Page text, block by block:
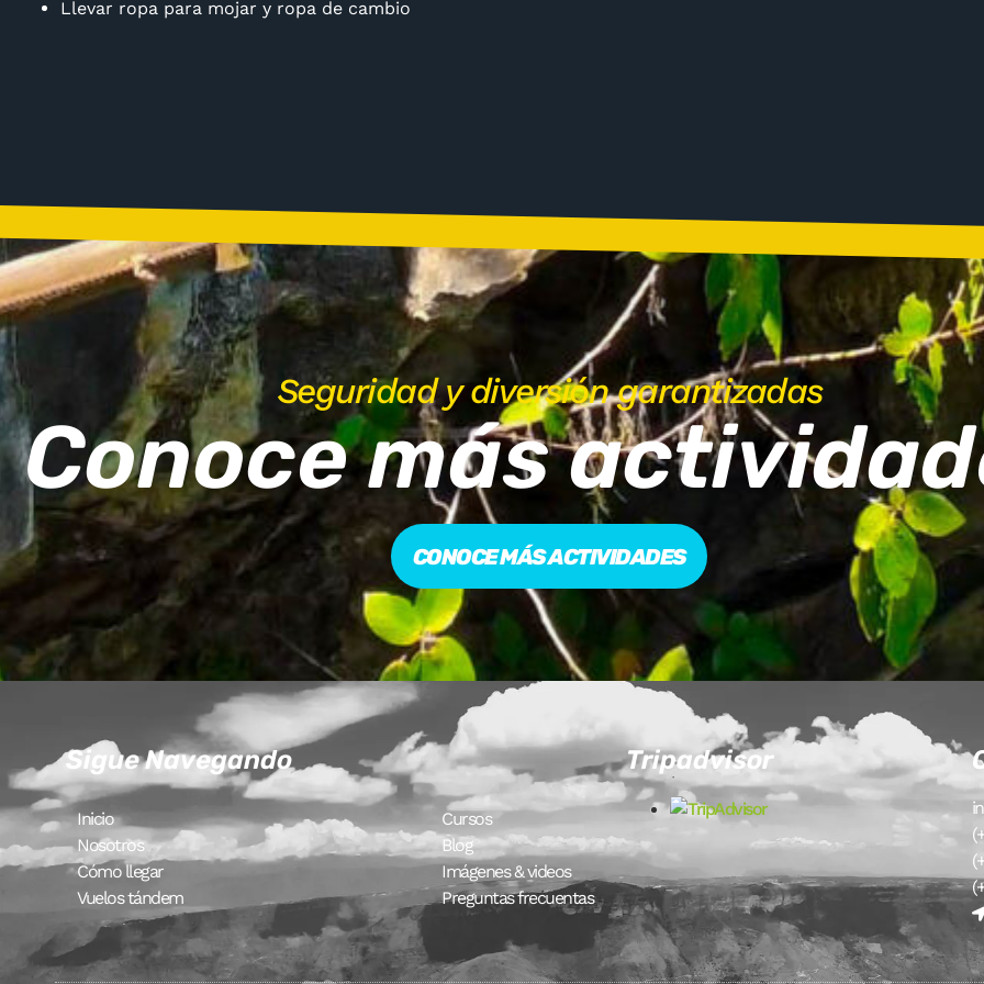
Llevar ropa para mojar y ropa de cambio
Seguridad y diversión garantizadas
Conoce más
CONOCE MÁS ACTIVIDADES
Sigue Navegando
Inicio
Nosotros
Cómo llegar
Vuelos tándem
Cursos
Blog
Imágenes & videos
Preguntas frecuentas
Tripadvisor